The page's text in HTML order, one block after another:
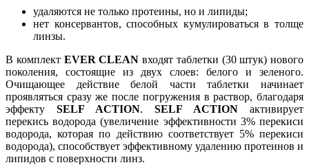
удаляются не только протеины, но и липиды;
нет консервантов, способных кумулироваться в толще
линзы.
В комплект EVER CLEAN входят таблетки (30 штук) нового
поколения, состоящие из двух слоев: белого и зеленого.
Очищающее действие белой части таблетки начинает
проявляться сразу же после погружения в раствор, благодаря
эффекту SELF ACTION. SELF ACTION активирует
перекись водорода (увеличение эффективности 3% перекиси
водорода, которая по действию соответствует 5% перекиси
водорода), способствует эффективному удалению протеинов и
липидов с поверхности линз.